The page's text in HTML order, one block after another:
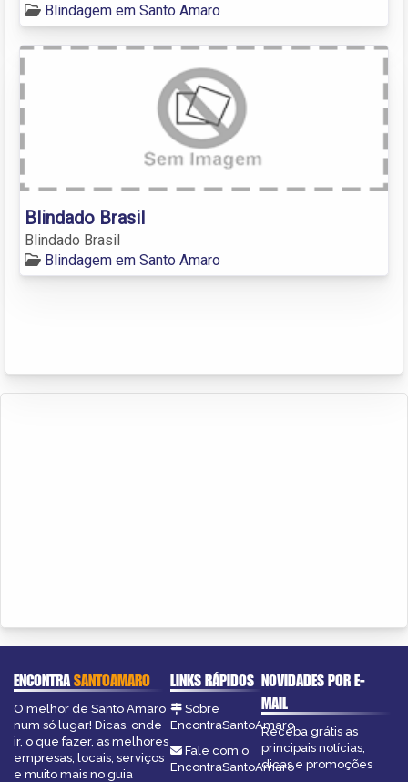
Blindagem em Santo Amaro
Blindado Brasil
Blindado Brasil
Blindagem em Santo Amaro
ENCONTRASANTOAMARO
O melhor de Santo Amaro
num só lugar! Dicas, onde
ir, o que fazer, as melhores
empresas, locais, serviços
e muito mais no guia
LINKS RÁPIDOS
Sobre
EncontraSantoAmaro
Fale com o
EncontraSantoAmaro
NOVIDADES POR E-
MAIL
Receba grátis as
principais notícias,
dicas e promoções